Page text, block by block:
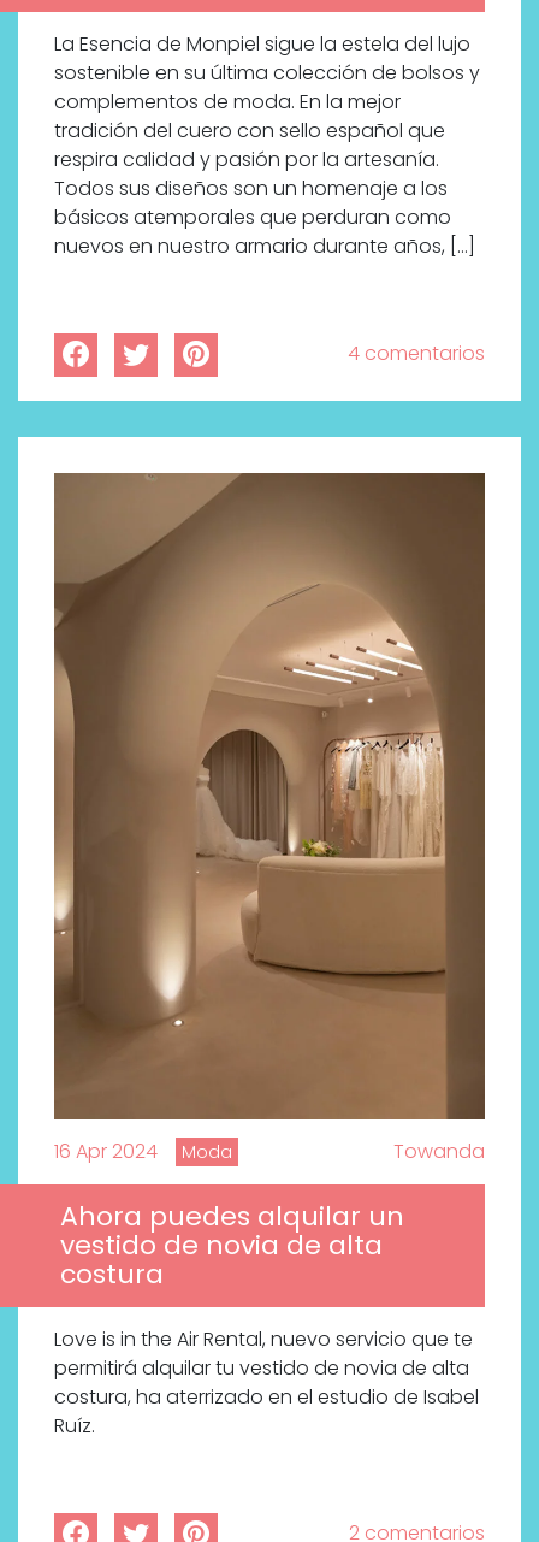
La Esencia de Monpiel sigue la estela del lujo
sostenible en su última colección de bolsos y
complementos de moda. En la mejor
tradición del cuero con sello español que
respira calidad y pasión por la artesanía.
Todos sus diseños son un homenaje a los
básicos atemporales que perduran como
nuevos en nuestro armario durante años, […]
4 comentarios
16 Apr 2024 Moda Towanda
Ahora puedes alquilar un
vestido de novia de alta
costura
Love is in the Air Rental, nuevo servicio que te
permitirá alquilar tu vestido de novia de alta
costura, ha aterrizado en el estudio de Isabel
Ruíz.
2 comentarios